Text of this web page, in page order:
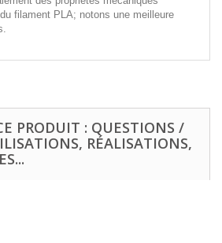
filament PLA; notons une meilleure
PRODUIT : QUESTIONS /
RÉALISATIONS,